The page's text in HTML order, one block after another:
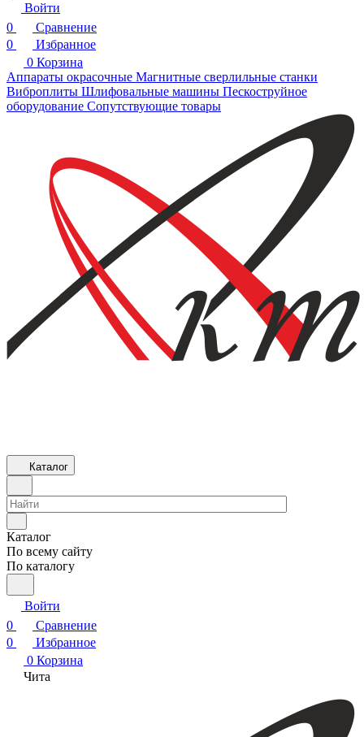
Войти
0
Сравнение
0
Избранное
0 Корзина
Аппараты окрасочные Магнитные сверлильные станки
Виброплиты Шлифовальные машины Пескоструйное
оборудование Сопутствующие товары
Каталог
Каталог
По всему сайту
По каталогу
Войти
0
Сравнение
0
Избранное
0 Корзина
Чита